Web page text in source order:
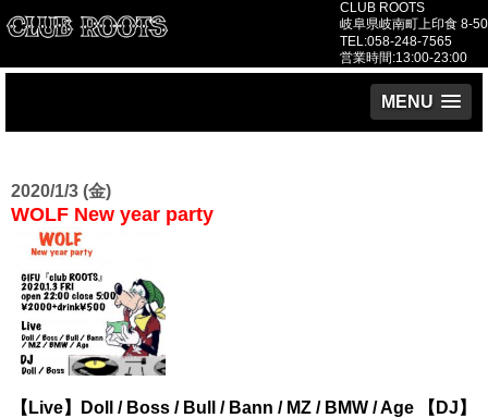
CLUB ROOTS
岐阜県岐南町上印食 8-50
TEL:058-248-7565
営業時間:13:00-23:00
MENU
2020/1/3 (金)
WOLF New year party
【Live】Doll / Boss / Bull / Bann / MZ / BMW / Age 【DJ】